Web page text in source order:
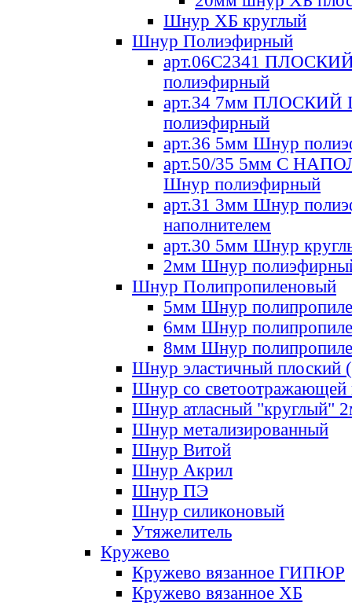
Шнур ХБ круглый
Шнур Полиэфирный
арт.06С2341
полиэфирный
арт.34 7мм ПЛОСКИЙ
полиэфирный
арт.36 5мм Шнур
арт.50/35 5мм С
Шнур полиэфирный
арт.31 3мм Шнур
наполнителем
арт.30 5мм Шнур
2мм Шнур
Шнур Полипропиленовый
5мм Шнур
6мм Шнур
8мм Шнур
Шнур эластичный плоский
Шнур со светоотражающей
Шнур атласный "круглый"
Шнур метализированный
Шнур Витой
Шнур Акрил
Шнур ПЭ
Шнур силиконовый
Утяжелитель
Кружево
Кружево вязанное ГИПЮР
Кружево вязанное ХБ